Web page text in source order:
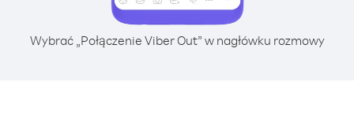
Wybrać „Połączenie Viber Out” w nagłówku rozmowy